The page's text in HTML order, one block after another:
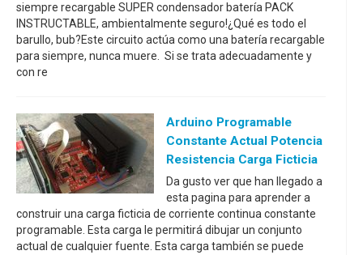
siempre recargable SUPER condensador batería PACK
INSTRUCTABLE, ambientalmente seguro!¿Qué es todo el
barullo, bub?Este circuito actúa como una batería recargable
para siempre, nunca muere. Si se trata adecuadamente y
con re
Arduino Programable
Constante Actual Potencia
Resistencia Carga Ficticia
Da gusto ver que han llegado a
esta pagina para aprender a
construir una carga ficticia de corriente continua constante
programable. Esta carga le permitirá dibujar un conjunto
actual de cualquier fuente. Esta carga también se puede